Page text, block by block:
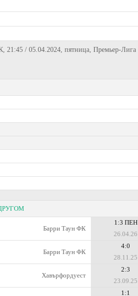
21:45 / 05.04.2024, пятница, Премьер-Лига
Барри Таун ФК
1:3 ПЕН
26.04.26
Барри Таун ФК
4:0
28.11.25
Хавърфордуест
2:3
23.09.25
1:1